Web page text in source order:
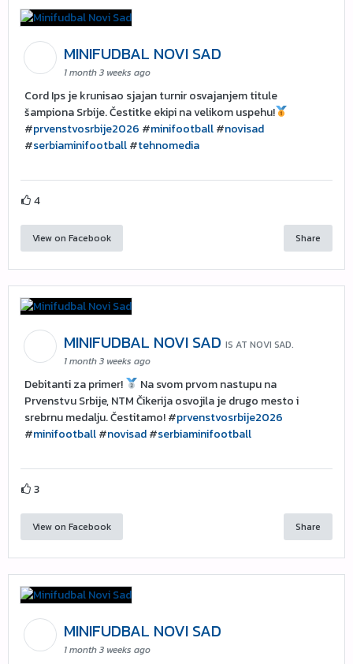
MINIFUDBAL NOVI SAD
1 month 3 weeks ago
Cord Ips je krunisao sjajan turnir osvajanjem titule
šampiona Srbije. Čestitke ekipi na velikom uspehu!
#prvenstvosrbije2026 #minifootball#novisad
#serbiaminifootball#tehnomedia
4
View on Facebook Share
MINIFUDBAL NOVI SAD IS AT NOVI SAD.
1 month 3 weeks ago
Debitanti za primer!
Na svom prvom nastupu na
Prvenstvu Srbije, NTM Čikerija osvojila je drugo mesto i
srebrnu medalju. Čestitamo! #prvenstvosrbije2026
#minifootball#novisad#serbiaminifootball
3
View on Facebook Share
MINIFUDBAL NOVI SAD
1 month 3 weeks ago